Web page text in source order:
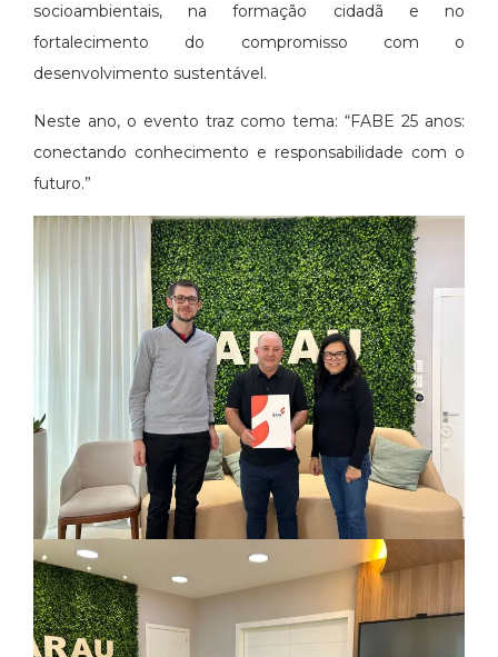
socioambientais, na formação cidadã e no
fortalecimento do compromisso com o
desenvolvimento sustentável.
Neste ano, o evento traz como tema: “FABE 25 anos:
conectando conhecimento e responsabilidade com o
futuro.”